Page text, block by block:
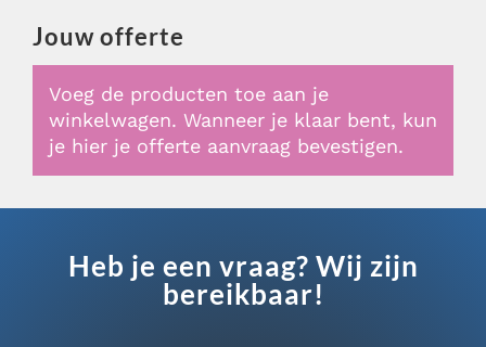
Jouw offerte
Voeg de producten toe aan je
winkelwagen. Wanneer je klaar bent, kun
je hier je offerte aanvraag bevestigen.
Heb je een vraag? Wij zijn
bereikbaar!